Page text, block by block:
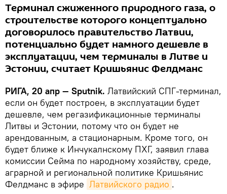
Терминал сжиженного природного газа, о
строительстве которого концептуально
договорилось правительство Латвии,
потенциально будет намного дешевле в
эксплуатации, чем терминалы в Литве и
Эстонии, считает Кришьянис Фелдманс
РИГА, 20 апр — Sputnik. Латвийский СПГ-терминал,
если он будет построен, в эксплуатации будет
дешевле, чем регазификационные терминалы
Литвы и Эстонии, потому что он будет не
арендованным, а стационарным. Кроме того, он
будет ближе к Инчукалнскому ПХГ, заявил глава
комиссии Сейма по народному хозяйству, среде,
аграрной и региональной политике Кришьянис
Фелдманс в эфире Латвийского радио .